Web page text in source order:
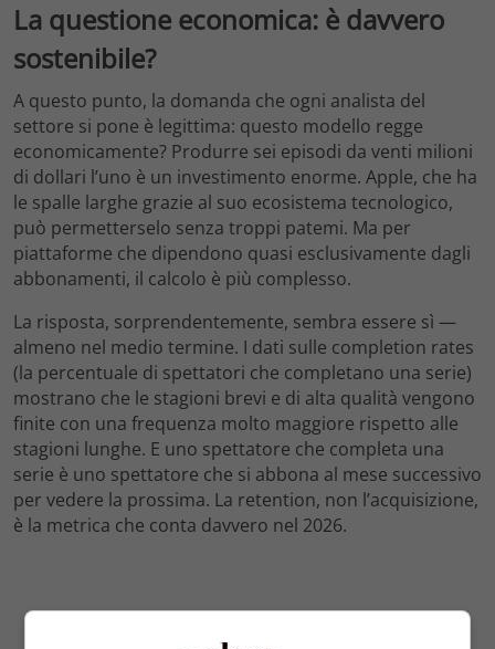
La questione economica: è davvero
sostenibile?
A questo punto, la domanda che ogni analista del
settore si pone è legittima: questo modello regge
economicamente? Produrre sei episodi da venti milioni
di dollari l’uno è un investimento enorme. Apple, che ha
le spalle larghe grazie al suo ecosistema tecnologico,
può permetterselo senza troppi patemi. Ma per
piattaforme che dipendono quasi esclusivamente dagli
abbonamenti, il calcolo è più complesso.
La risposta, sorprendentemente, sembra essere sì —
almeno nel medio termine. I dati sulle completion rates
(la percentuale di spettatori che completano una serie)
mostrano che le stagioni brevi e di alta qualità vengono
finite con una frequenza molto maggiore rispetto alle
stagioni lunghe. E uno spettatore che completa una
serie è uno spettatore che si abbona al mese successivo
per vedere la prossima. La retention, non l’acquisizione,
è la metrica che conta davvero nel 2026.